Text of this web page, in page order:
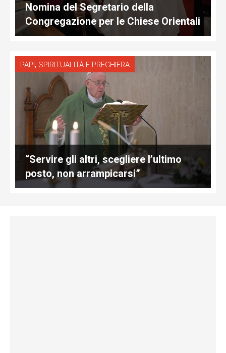
Nomina del Segretario della
Congregazione per le Chiese Orientali
PAPI, SPIRITUALITÀ E PREGHIERA
“Servire gli altri, scegliere l’ultimo
posto, non arrampicarsi”